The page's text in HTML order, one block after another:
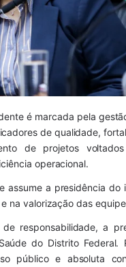
é marcada pela
de qualidade,
de projetos
operacional.
assume a presidência do
na valorização das
responsabilidade, a
do Distrito Federal.
público e absoluta